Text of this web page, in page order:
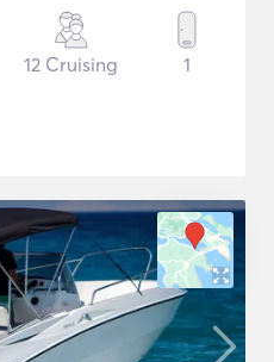
12 Cruising 1